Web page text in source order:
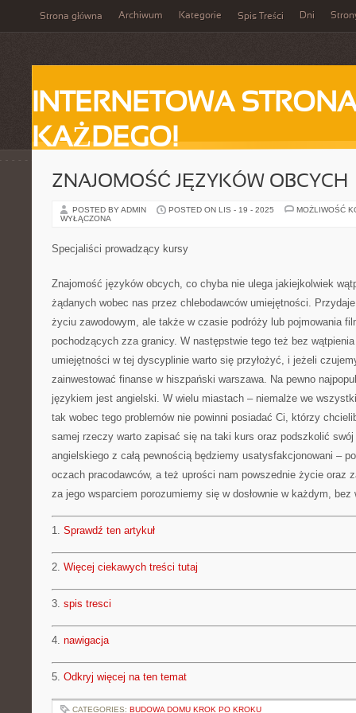
Strona główna Archiwum Kategorie Spis Treści Dni
INTERNETOWA
KAŻDEGO!
ZNAJOMOŚĆ JĘZYKÓW OBCYCH
POSTED BY ADMIN POSTED ON LIS - 19 - 2025
MOŻLIWOŚĆ
WYŁĄCZONA
Specjaliści prowadzący kursy
Znajomość języków obcych, co chyba nie ulega jakiejkolwiek
żądanych wobec nas przez chlebodawców umiejętności.
życiu zawodowym, ale także w czasie podróży lub pojmowania
pochodzących zza granicy. W następstwie tego też bez
umiejętności w tej dyscyplinie warto się przyłożyć, i jeżeli
zainwestować finanse w hiszpański warszawa. Na pewno
językiem jest angielski. W wielu miastach – niemalże we
tak wobec tego problemów nie powinni posiadać Ci, którzy
samej rzeczy warto zapisać się na taki kurs oraz podszkolić
angielskiego z całą pewnością będziemy usatysfakcjonowani –
oczach pracodawców, a też uprości nam powszednie życie oraz
za jego wsparciem porozumiemy się w dosłownie w każdym,
1. Sprawdź ten artykuł
2. Więcej ciekawych treści tutaj
3. spis tresci
4. nawigacja
5. Odkryj więcej na ten temat
CATEGORIES: BUDOWA DOMU KROK PO KROKU